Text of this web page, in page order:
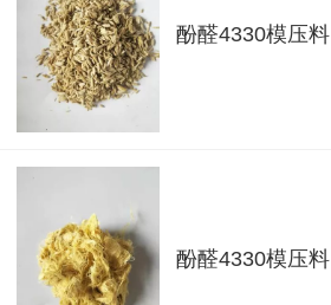
酚醛4330模压料
酚醛4330模压料